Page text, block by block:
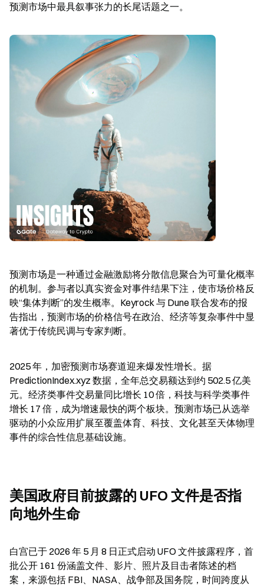
预测市场中最具叙事张力的长尾话题之一。
预测市场是一种通过金融激励将分散信息聚合为可量化概率
的机制。参与者以真实资金对事件结果下注，使市场价格反
映“集体判断”的发生概率。Keyrock 与 Dune 联合发布的报
告指出，预测市场的价格信号在政治、经济等复杂事件中显
著优于传统民调与专家判断。
2025 年，加密预测市场赛道迎来爆发性增长。据
PredictionIndex.xyz 数据，全年总交易额达到约 502.5 亿美
元。经济类事件交易量同比增长 10 倍，科技与科学类事件
增长 17 倍，成为增速最快的两个板块。预测市场已从选举
驱动的小众应用扩展至覆盖体育、科技、文化甚至天体物理
事件的综合性信息基础设施。
美国政府目前披露的 UFO 文件是否指
向地外生命
白宫已于 2026 年 5 月 8 日正式启动 UFO 文件披露程序，首
批公开 161 份涵盖文件、影片、照片及目击者陈述的档
案，来源包括 FBI、NASA、战争部及国务院，时间跨度从